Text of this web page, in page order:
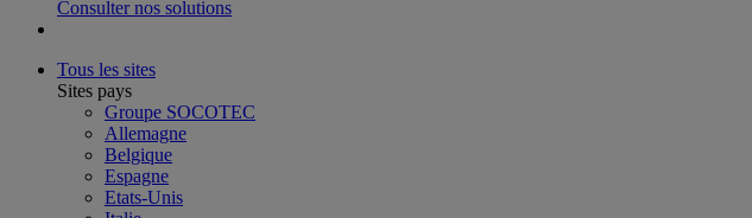
Consulter nos solutions
Tous les sites
Sites pays
Groupe SOCOTEC
Allemagne
Belgique
Espagne
Etats-Unis